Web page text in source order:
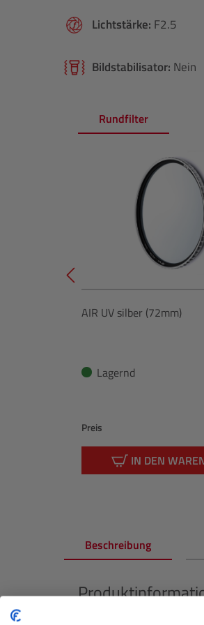
Lichtstärke: F2.5
Bildstabilisator: Nein
Rundfilter
AIR UV silber (72mm)
Lagernd
Preis
IN DEN
Beschreibung